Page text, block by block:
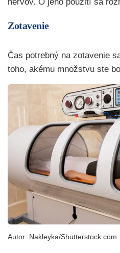
Zotavenie
Čas potrebný na zotavenie
toho, akému množstvu ste
Autor: Nakleyka/Shutterstock.com